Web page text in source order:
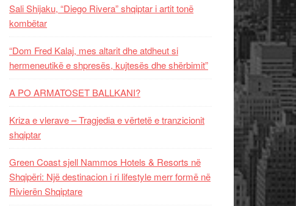
Sali Shijaku, “Diego Rivera” shqiptar i artit tonë
kombëtar
“Dom Fred Kalaj, mes altarit dhe atdheut si
hermeneutikë e shpresës, kujtesës dhe shërbimit”
A PO ARMATOSET BALLKANI?
Kriza e vlerave – Tragjedia e vërtetë e tranzicionit
shqiptar
Green Coast sjell Nammos Hotels & Resorts në
Shqipëri: Një destinacion i ri lifestyle merr formë në
Rivierën Shqiptare